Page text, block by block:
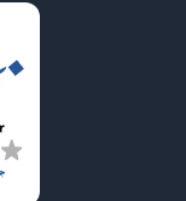
89 سال تجربه، در
عنوان یک بانک
نام بانک کشاورزی در
ماموریت‌ها و
زیرمجموعه‌های آن، به
کشور که منجر به رشد